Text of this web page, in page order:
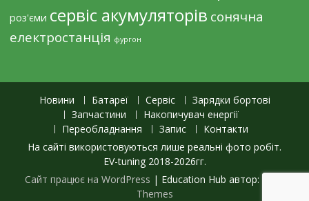
роз'єми сервіс акумуляторів сонячна
електростанція фургон
Новини Батареї Сервіс
Зарядки бортові
Запчастини
Накопичувач енергії
Переобладнання
Запис
Контакти
На сайті використовуються лише реальні фото робіт.
EV-tuning 2018-2026гг.
Сайт працює на WordPress | Education Hub автор:
Themes